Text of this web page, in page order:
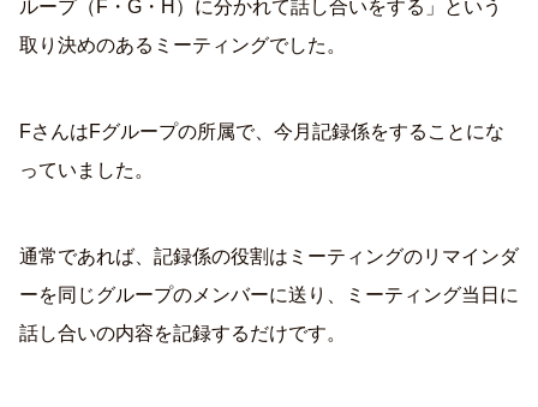
ループ（F・G・H）に分かれて話し合いをする」という
取り決めのあるミーティングでした。
FさんはFグループの所属で、今月記録係をすることにな
っていました。
通常であれば、記録係の役割はミーティングのリマインダ
ーを同じグループのメンバーに送り、ミーティング当日に
話し合いの内容を記録するだけです。